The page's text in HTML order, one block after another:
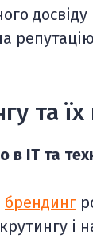
та
в IT та
брендинг